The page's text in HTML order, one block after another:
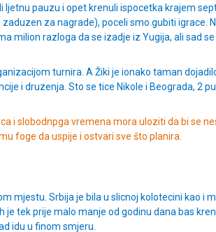
ljetnu pauzu i opet krenuli ispocetka krajem
za nagrade), poceli smo gubiti igrace.
milion razloga da se izadje iz Yugija, ali sad
turnira. A Žiki je ionako taman
i druzenja. Sto se tice Nikole i Beograda, 2
i slobodnpga vremena mora uloziti da bi se
foge da uspije i ostvari sve što planira.
mjestu. Srbija je bila u slicnoj kolotecini kao i
tek prije malo manje od godinu dana bas
idu u finom smjeru.